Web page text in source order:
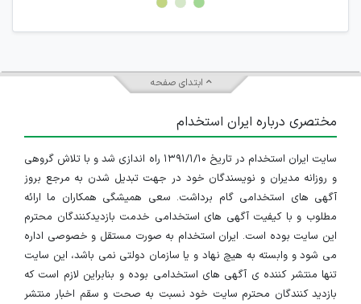
ابتدای صفحه
مختصری درباره ایران استخدام
سایت ایران استخدام در تاریخ ۱۳۹۱/۱/۱۰ راه اندازی شد و با تلاش گروهی
و روزانه مدیران و نویسندگان خود در جهت تبدیل شدن به مرجع بروز
آگهی های استخدامی گام برداشت. سعی همیشگی همکاران ما ارائه
مطلوب و با کیفیت آگهی های استخدامی خدمت بازدیدکنندگان محترم
این سایت بوده است. ایران استخدام به صورت مستقل و خصوصی اداره
می شود و وابسته به هیچ نهاد و یا سازمان دولتی نمی باشد، این سایت
تنها منتشر کننده ی آگهی های استخدامی بوده و بنابراین لازم است که
بازدید کنندگان محترم سایت خود نسبت به صحت و سقم اخبار منتشر